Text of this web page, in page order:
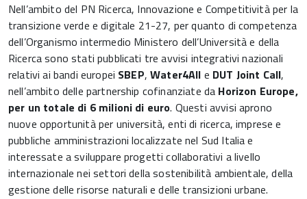
Nell’ambito del PN Ricerca, Innovazione e Competitività per la
transizione verde e digitale 21-27, per quanto di competenza
dell’Organismo intermedio Ministero dell’Università e della
Ricerca sono stati pubblicati tre avvisi integrativi nazionali
relativi ai bandi europei SBEP,Water4All e DUT Joint Call,
nell’ambito delle partnership cofinanziate da Horizon Europe,
per un totale di 6 milioni di euro. Questi avvisi aprono
nuove opportunità per università, enti di ricerca, imprese e
pubbliche amministrazioni localizzate nel Sud Italia e
interessate a sviluppare progetti collaborativi a livello
internazionale nei settori della sostenibilità ambientale, della
gestione delle risorse naturali e delle transizioni urbane.